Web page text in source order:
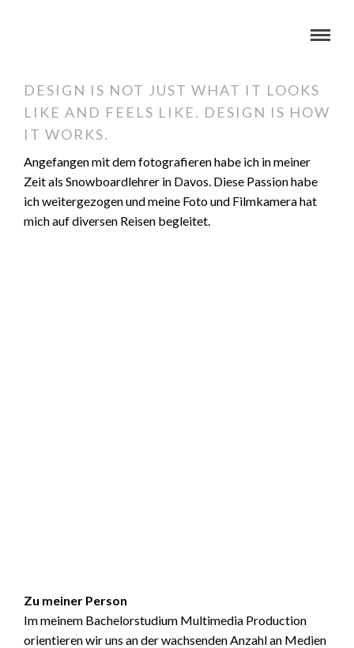
DESIGN IS NOT JUST WHAT IT LOOKS
LIKE AND FEELS LIKE. DESIGN IS HOW
IT WORKS.
Angefangen mit dem fotografieren habe ich in meiner
Zeit als Snowboardlehrer in Davos. Diese Passion habe
ich weitergezogen und meine Foto und Filmkamera hat
mich auf diversen Reisen begleitet.
Zu meiner Person
Im meinem Bachelorstudium Multimedia Production
orientieren wir uns an der wachsenden Anzahl an Medien